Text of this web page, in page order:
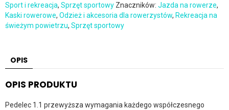
Sport i rekreacja, Sprzęt sportowy Znaczników: Jazda na rowerze,
Kaski rowerowe, Odzież i akcesoria dla rowerzystów, Rekreacja na
świeżym powietrzu, Sprzęt sportowy
OPIS
OPIS PRODUKTU
Pedelec 1.1 przewyższa wymagania każdego współczesnego